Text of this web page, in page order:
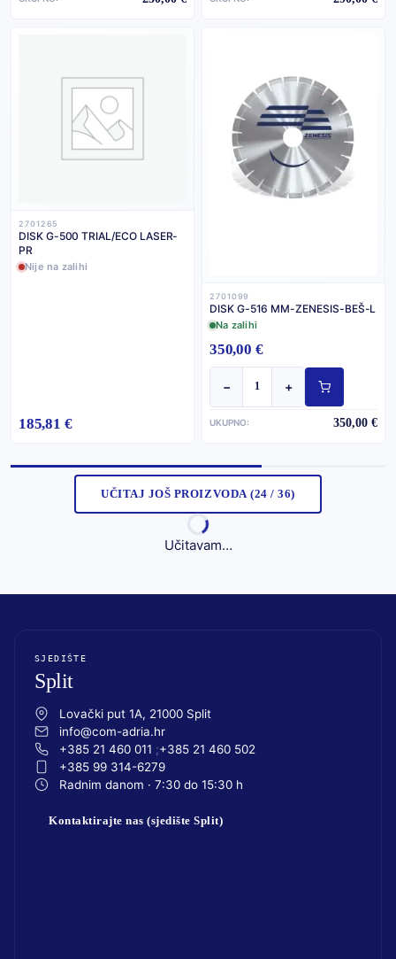
2701265
DISK G-500 TRIAL/ECO LASER-
PR
Nije na zalihi
185,81 €
2701099
DISK G-516 MM-ZENESIS-BEŠ-L
Na zalihi
350,00 €
− +
UKUPNO: 350,00 €
UČITAJ JOŠ PROIZVODA (24 / 36)
Učitavam…
SJEDIŠTE
Split
Lovački put 1A, 21000 Split
info@com-adria.hr
+385 21 460 011
+385 21 460 502
+385 99 314-6279
Radnim danom · 7:30 do 15:30 h
Kontaktirajte nas (sjedište Split)